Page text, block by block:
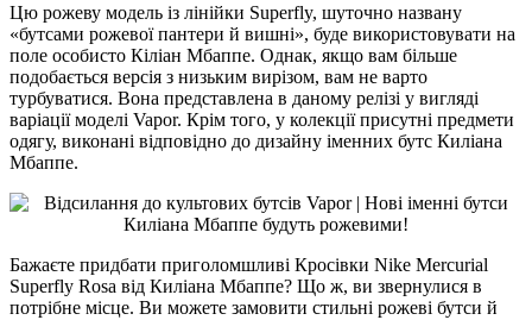
Цю рожеву модель із лінійки Superfly, шуточно названу
«бутсами рожевої пантери й вишні», буде використовувати на
поле особисто Кіліан Мбаппе. Однак, якщо вам більше
подобається версія з низьким вирізом, вам не варто
турбуватися. Вона представлена в даному релізі у вигляді
варіації моделі Vapor. Крім того, у колекції присутні предмети
одягу, виконані відповідно до дизайну іменних бутс Киліана
Мбаппе.
Бажаєте придбати приголомшливі Кросівки Nike Mercurial
Superfly Rosa від Киліана Мбаппе? Що ж, ви звернулися в
потрібне місце. Ви можете замовити стильні рожеві бутси й